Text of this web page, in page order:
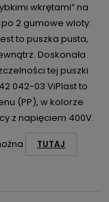
wkrętami” na
2 gumowe wloty.
to puszka pusta,
Doskonała
tej puszki
042-03 ViPlast to
(PP), w kolorze
z napięciem 400V.
TUTAJ